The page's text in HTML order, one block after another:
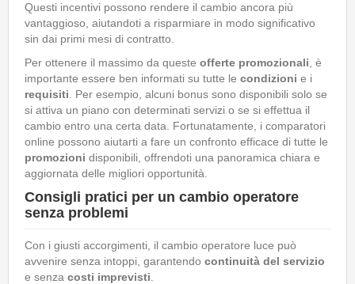
Questi incentivi possono rendere il cambio ancora più
vantaggioso, aiutandoti a risparmiare in modo significativo
sin dai primi mesi di contratto.
Per ottenere il massimo da queste offerte promozionali , è
importante essere ben informati su tutte le condizioni e i
requisiti . Per esempio, alcuni bonus sono disponibili solo se
si attiva un piano con determinati servizi o se si effettua il
cambio entro una certa data. Fortunatamente, i comparatori
online possono aiutarti a fare un confronto efficace di tutte le
promozioni disponibili, offrendoti una panoramica chiara e
aggiornata delle migliori opportunità.
Consigli pratici per un cambio operatore
senza problemi
Con i giusti accorgimenti, il cambio operatore luce può
avvenire senza intoppi, garantendo continuità del servizio
e senza costi imprevisti